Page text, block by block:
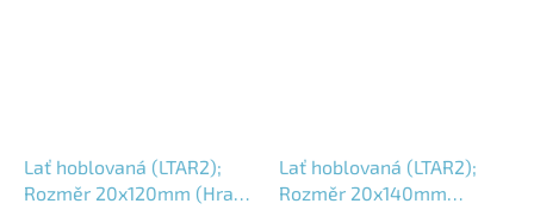
Lať hoblovaná (LTAR2);
Rozměr 20x120mm (Hrana
Lať hoblovaná (LTAR2);
Rozměr 20x140mm